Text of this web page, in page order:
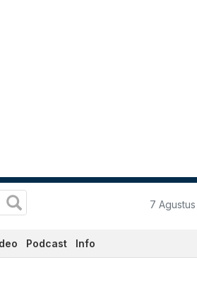
7
Podcast Info
Hari Ini -